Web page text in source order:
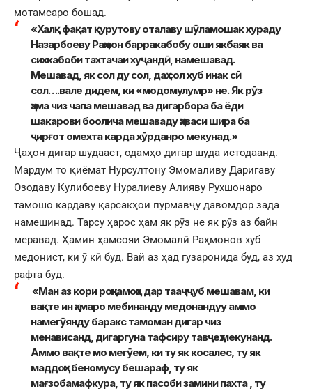
мотамсаро бошад.
«Халқ фақат қурутову оталаву шӯламошак хураду
Назарбоеву Раҳмон барракабобу оши якбаяк ва
сихкабоби тахтачаи хуҷандӣ, намешавад.
Мешавад, як сол ду сол, даҳ сол хуб инак сӣ
сол….вале дидем, ки «модомулумр» не. Як рӯз
ҳама чиз чапа мешавад ва дигарбора ба ёди
шакарови боолича мешаваду ҳаваси шира ба
ҷирғот омехта карда хӯрданро мекунад.»
Ҷаҳон дигар шудааст, одамҳо дигар шуда истодаанд.
Мардум то қиёмат Нурсултону Эмомаливу Даригаву
Озодаву Кулибоеву Нуралиеву Алияву Рухшонаро
тамошо кардаву қарсакҳои пурмавҷу давомдор зада
намешинад. Тарсу ҳарос ҳам як рӯз не як рӯз аз байн
меравад. Ҳамин ҳамсояи Эмомалӣ Раҳмонов хуб
медонист, ки ӯ кӣ буд. Вай аз ҳад гузаронида буд, аз худ
рафта буд.
«Ман аз кори роҳнамоҳо дар тааҷҷуб мешавам, ки
вақте ин ҳамаро мебинанду медонандуу аммо
намегӯянду баракс тамоман дигар чиз
менависанд, дигаргуна тафсиру тавҷеҳ мекунанд.
Аммо вақте мо мегӯем, ки ту як косалес, ту як
маддоҳи беномусу бешараф, ту як
мағзобамафкура, ту як пасоби замини пахта , ту